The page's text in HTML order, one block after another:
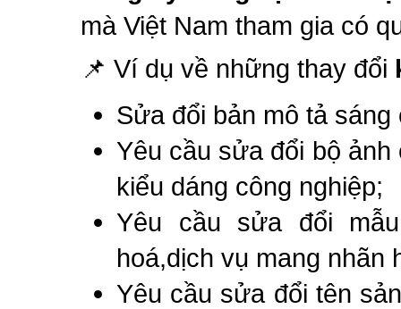
mà Việt Nam tham gia có
📌 Ví dụ về những thay đổi
Sửa đổi bản mô tả
Yêu cầu sửa đổi bộ
kiểu dáng công nghiệp;
Yêu cầu sửa đổi
hoá,dịch vụ mang nhãn
Yêu cầu sửa đổi tên